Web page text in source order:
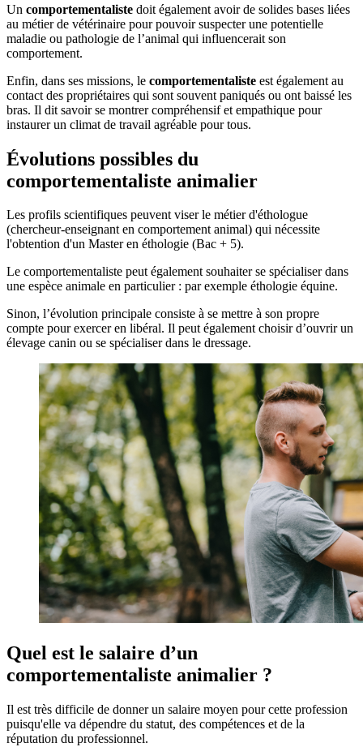
Un comportementaliste doit également avoir de solides bases liées
au métier de vétérinaire pour pouvoir suspecter une potentielle
maladie ou pathologie de l’animal qui influencerait son
comportement.
Enfin, dans ses missions, le comportementaliste est également au
contact des propriétaires qui sont souvent paniqués ou ont baissé les
bras. Il dit savoir se montrer compréhensif et empathique pour
instaurer un climat de travail agréable pour tous.
Évolutions possibles du
comportementaliste animalier
Les profils scientifiques peuvent viser le métier d'éthologue
(chercheur-enseignant en comportement animal) qui nécessite
l'obtention d'un Master en éthologie (Bac + 5).
Le comportementaliste peut également souhaiter se spécialiser dans
une espèce animale en particulier : par exemple éthologie équine.
Sinon, l’évolution principale consiste à se mettre à son propre
compte pour exercer en libéral. Il peut également choisir d’ouvrir un
élevage canin ou se spécialiser dans le dressage.
Quel est le salaire d’un
comportementaliste animalier ?
Il est très difficile de donner un salaire moyen pour cette profession
puisqu'elle va dépendre du statut, des compétences et de la
réputation du professionnel.